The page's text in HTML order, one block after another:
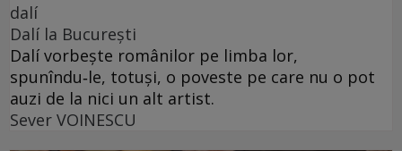
dalí
Dalí la București
Dalí vorbește românilor pe limba lor,
spunîndu‑le, totuși, o poveste pe care nu o pot
auzi de la nici un alt artist.
Sever VOINESCU